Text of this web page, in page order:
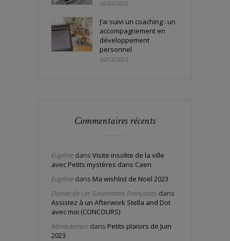
06/03/2025
J’ai suivi un coaching : un
accompagnement en
développement
personnel
30/12/2023
Commentaires récents
Eugénie dans Visite insolite de la ville
avec Petits mystères dans Caen
Eugénie dans Ma wishlist de Noël 2023
Dorian de Les Gourmettes Françaises dans
Assistez à un Afterwork Stella and Dot
avec moi (CONCOURS)
lebeautemps dans Petits plaisirs de Juin
2023